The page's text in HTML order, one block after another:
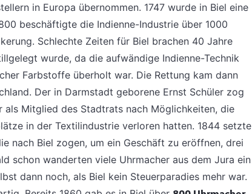
in Europa übernommen. 1747 wurde in Biel eine
beschäftigte die Indienne-Industrie über 1000
Schlechte Zeiten für Biel brachen 40 Jahre
wurde, da die aufwändige Indienne-Technik
Farbstoffe überholt war. Die Rettung kam dann
Der in Darmstadt geborene Ernst Schüler zog
als Mitglied des Stadtrats nach Möglichkeiten, die
in der Textilindustrie verloren hatten. 1844 setzte
nach Biel zogen, um ein Geschäft zu eröffnen, drei
schon wanderten viele Uhrmacher aus dem Jura ein
dann noch, als Biel kein Steuerparadies mehr war.